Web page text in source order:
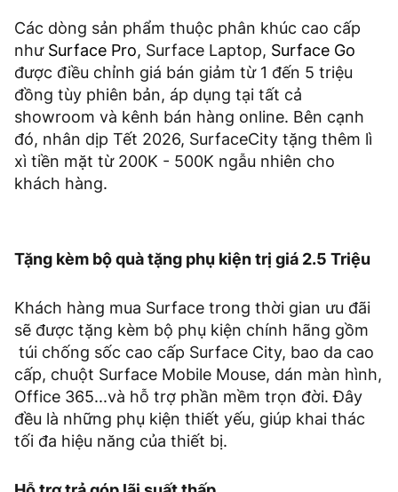
Các dòng sản phẩm thuộc phân khúc cao cấp
như Surface Pro, Surface Laptop, Surface Go
được điều chỉnh giá bán giảm từ 1 đến 5 triệu
đồng tùy phiên bản, áp dụng tại tất cả
showroom và kênh bán hàng online. Bên cạnh
đó, nhân dịp Tết 2026, SurfaceCity tặng thêm lì
xì tiền mặt từ 200K - 500K ngẫu nhiên cho
khách hàng.
Tặng kèm bộ quà tặng phụ kiện trị giá 2.5 Triệu
Khách hàng mua Surface trong thời gian ưu đãi
sẽ được tặng kèm bộ phụ kiện chính hãng gồm
túi chống sốc cao cấp Surface City, bao da cao
cấp, chuột Surface Mobile Mouse, dán màn hình,
Office 365...và hỗ trợ phần mềm trọn đời. Đây
đều là những phụ kiện thiết yếu, giúp khai thác
tối đa hiệu năng của thiết bị.